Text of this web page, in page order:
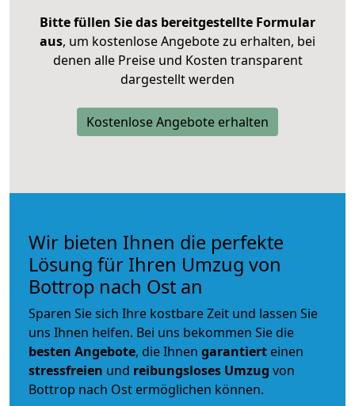
Bitte füllen Sie das bereitgestellte Formular
aus, um kostenlose Angebote zu erhalten, bei
denen alle Preise und Kosten transparent
dargestellt werden
Kostenlose Angebote erhalten
Wir bieten Ihnen die perfekte
Lösung für Ihren Umzug von
Bottrop nach Ost an
Sparen Sie sich Ihre kostbare Zeit und lassen Sie
uns Ihnen helfen. Bei uns bekommen Sie die
besten Angebote, die Ihnen garantiert einen
stressfreien und reibungsloses Umzug von
Bottrop nach Ost ermöglichen können.